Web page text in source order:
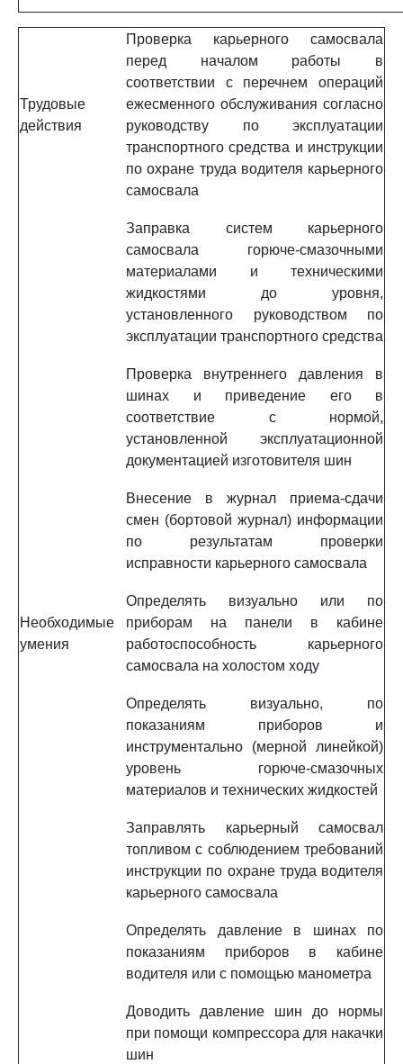
Трудовые
действия
Проверка карьерного самосвала
перед началом работы в
соответствии с перечнем операций
ежесменного обслуживания согласно
руководству по эксплуатации
транспортного средства и инструкции
по охране труда водителя карьерного
самосвала
Заправка систем карьерного
самосвала горюче-смазочными
материалами и техническими
жидкостями до уровня,
установленного руководством по
эксплуатации транспортного средства
Проверка внутреннего давления в
шинах и приведение его в
соответствие с нормой,
установленной эксплуатационной
документацией изготовителя шин
Внесение в журнал приема-сдачи
смен (бортовой журнал) информации
по результатам проверки
исправности карьерного самосвала
Необходимые
умения
Определять визуально или по
приборам на панели в кабине
работоспособность карьерного
самосвала на холостом ходу
Определять визуально, по
показаниям приборов и
инструментально (мерной линейкой)
уровень горюче-смазочных
материалов и технических жидкостей
Заправлять карьерный самосвал
топливом с соблюдением требований
инструкции по охране труда водителя
карьерного самосвала
Определять давление в шинах по
показаниям приборов в кабине
водителя или с помощью манометра
Доводить давление шин до нормы
при помощи компрессора для накачки
шин